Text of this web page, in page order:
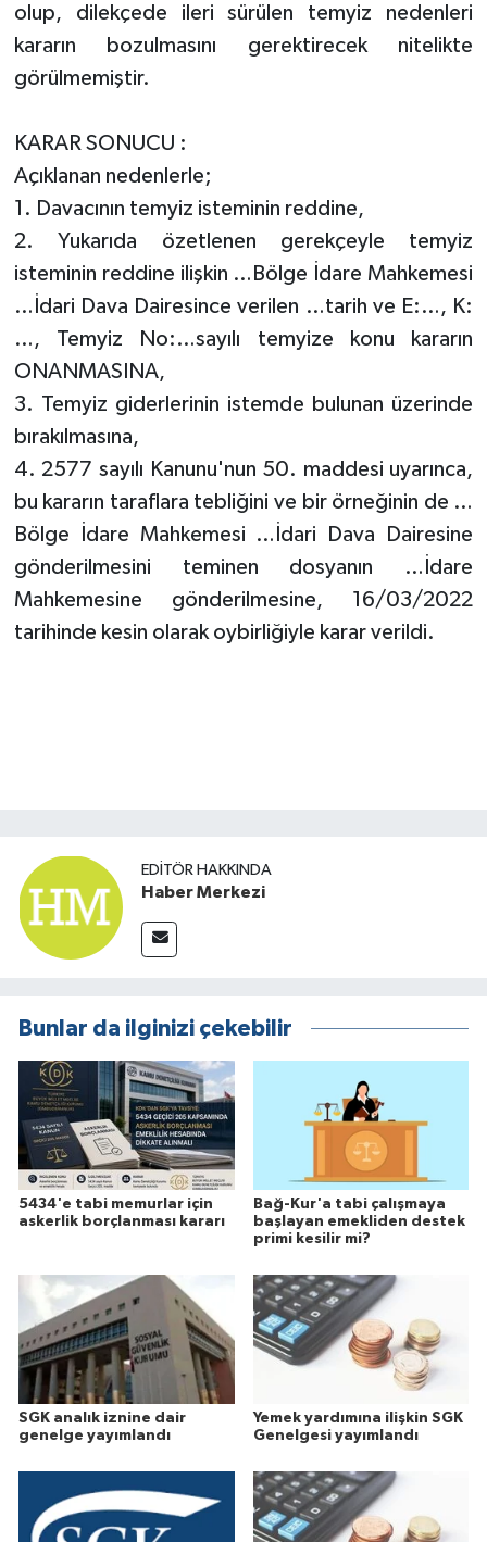
olup, dilekçede ileri sürülen temyiz nedenleri
kararın bozulmasını gerektirecek nitelikte
görülmemiştir.
KARAR SONUCU :
Açıklanan nedenlerle;
1. Davacının temyiz isteminin reddine,
2. Yukarıda özetlenen gerekçeyle temyiz
isteminin reddine ilişkin …Bölge İdare Mahkemesi
…İdari Dava Dairesince verilen …tarih ve E:…, K:
…, Temyiz No:…sayılı temyize konu kararın
ONANMASINA,
3. Temyiz giderlerinin istemde bulunan üzerinde
bırakılmasına,
4. 2577 sayılı Kanunu'nun 50. maddesi uyarınca,
bu kararın taraflara tebliğini ve bir örneğinin de …
Bölge İdare Mahkemesi …İdari Dava Dairesine
gönderilmesini teminen dosyanın …İdare
Mahkemesine gönderilmesine, 16/03/2022
tarihinde kesin olarak oybirliğiyle karar verildi.
EDITÖR HAKKINDA
Haber Merkezi
Bunlar da ilginizi çekebilir
5434'e tabi memurlar için
askerlik borçlanması kararı
Bağ-Kur'a tabi çalışmaya
başlayan emekliden destek
primi kesilir mi?
SGK analık iznine dair
genelge yayımlandı
Yemek yardımına ilişkin SGK
Genelgesi yayımlandı